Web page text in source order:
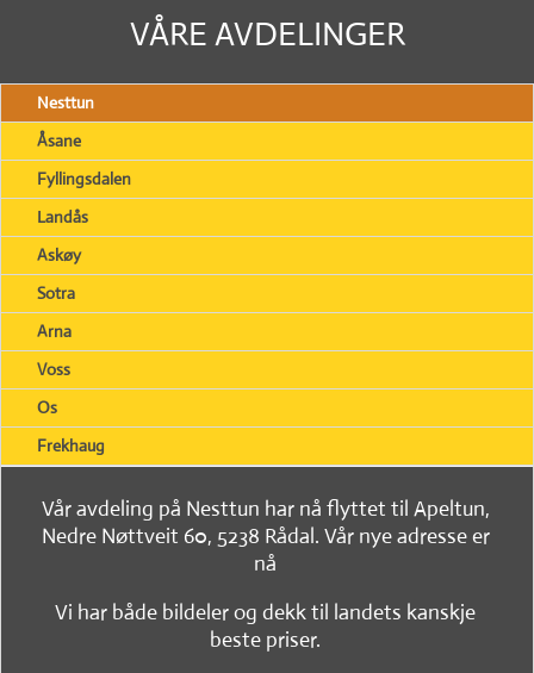
VÅRE AVDELINGER
Nesttun
Åsane
Fyllingsdalen
Landås
Askøy
Sotra
Arna
Voss
Os
Frekhaug
Vår avdeling på Nesttun har nå flyttet til Apeltun,
Nedre Nøttveit 60, 5238 Rådal. Vår nye adresse er
nå
Vi har både bildeler og dekk til landets kanskje
beste priser.